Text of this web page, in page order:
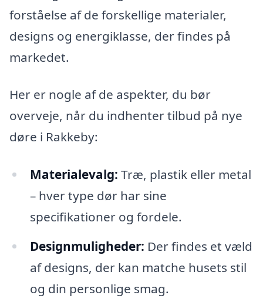
forståelse af de forskellige materialer,
designs og energiklasse, der findes på
markedet.
Her er nogle af de aspekter, du bør
overveje, når du indhenter tilbud på nye
døre i Rakkeby:
Materialevalg: Træ, plastik eller metal
– hver type dør har sine
specifikationer og fordele.
Designmuligheder: Der findes et væld
af designs, der kan matche husets stil
og din personlige smag.